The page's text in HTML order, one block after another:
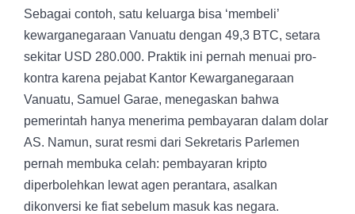
Sebagai contoh, satu keluarga bisa ‘membeli’
kewarganegaraan Vanuatu dengan 49,3 BTC, setara
sekitar USD 280.000. Praktik ini pernah menuai pro-
kontra karena pejabat Kantor Kewarganegaraan
Vanuatu, Samuel Garae, menegaskan bahwa
pemerintah hanya menerima pembayaran dalam dolar
AS. Namun, surat resmi dari Sekretaris Parlemen
pernah membuka celah: pembayaran kripto
diperbolehkan lewat agen perantara, asalkan
dikonversi ke fiat sebelum masuk kas negara.